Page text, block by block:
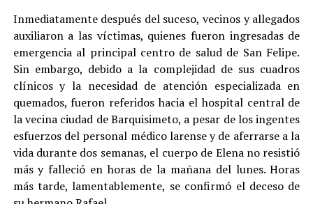
Inmediatamente después del suceso, vecinos y allegados
auxiliaron a las víctimas, quienes fueron ingresadas de
emergencia al principal centro de salud de San Felipe.
Sin embargo, debido a la complejidad de sus cuadros
clínicos y la necesidad de atención especializada en
quemados, fueron referidos hacia el hospital central de
la vecina ciudad de Barquisimeto, a pesar de los ingentes
esfuerzos del personal médico larense y de aferrarse a la
vida durante dos semanas, el cuerpo de Elena no resistió
más y falleció en horas de la mañana del lunes. Horas
más tarde, lamentablemente, se confirmó el deceso de